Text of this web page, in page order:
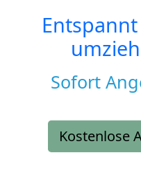
Sofort
Kostenlose